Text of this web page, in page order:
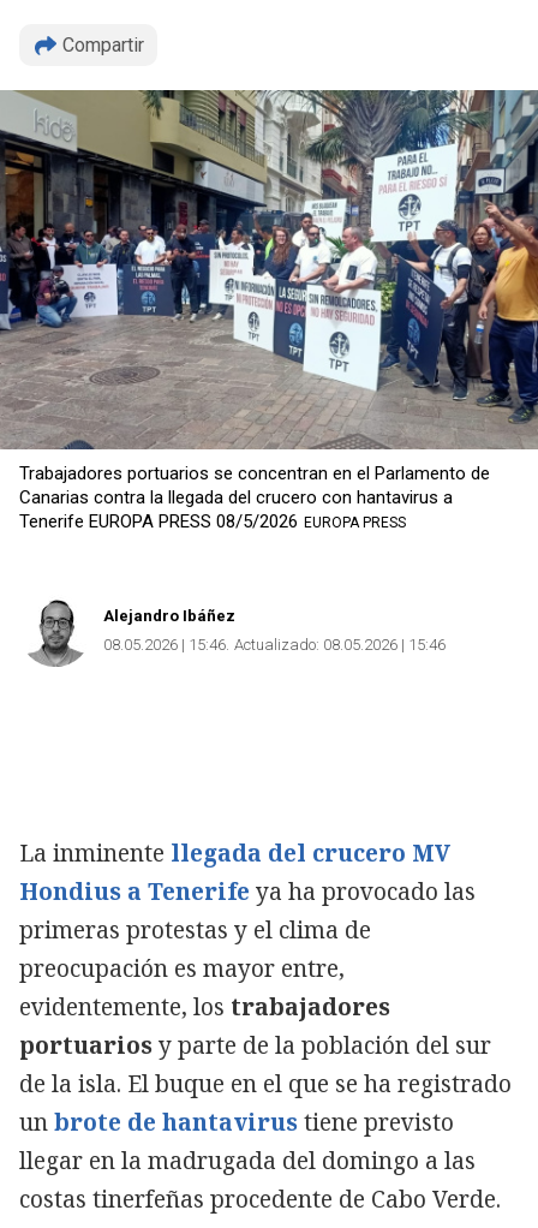
Compartir
Copiar
Trabajadores portuarios se concentran en el Parlamento de
Canarias contra la llegada del crucero con hantavirus a
Tenerife EUROPA PRESS 08/5/2026 EUROPA PRESS
Alejandro Ibáñez
08.05.2026 | 15:46 Actualizado: 08.05.2026 | 15:46
La inminente llegada del crucero MV
Hondius a Tenerife ya ha provocado las
primeras protestas y el clima de
preocupación es mayor entre,
evidentemente, los trabajadores
portuariosy parte de la población del sur
de la isla. El buque en el que se ha registrado
unbrote de hantavirustiene previsto
llegar en la madrugada del domingo a las
costas tinerfeñas procedente de Cabo Verde.